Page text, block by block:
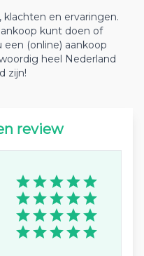
klachten en ervaringen.
kunt doen of
(online) aankoop
heel Nederland
zijn!
review